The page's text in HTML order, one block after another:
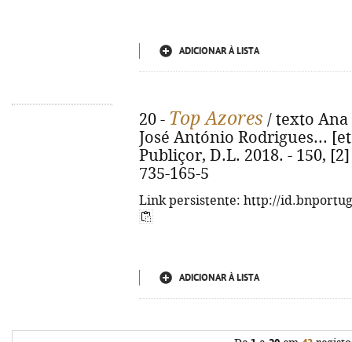
ADICIONAR À LISTA
20 - Top Azores / texto Ana
José António Rodrigues...
Publiçor, D.L. 2018. - 150,
735-165-5
Link persistente: http://
ADICIONAR À LISTA